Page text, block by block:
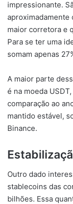
impressionante.
aproximadamente
maior corretora e
Para se ter uma
somam apenas
A maior parte
é na moeda
comparação ao
mantido estável,
Binance.
Outro dado
stablecoins das
bilhões. Essa